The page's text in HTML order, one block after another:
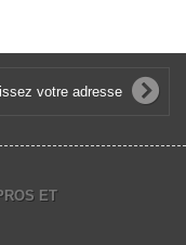
ET